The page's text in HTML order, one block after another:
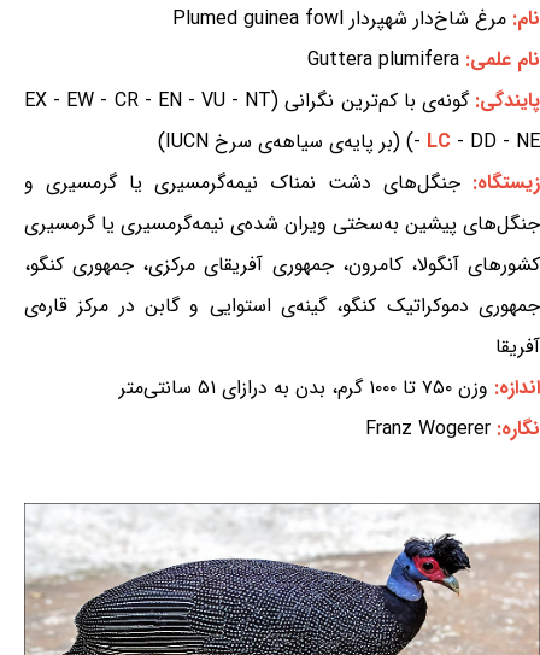
نام: مرغ شاخ‌دار شهپردار Plumed guinea fowl
نام علمی: Guttera plumifera
پایندگی:
گونه‌ی با کم‌ترین نگرانی (EX - EW - CR - EN - VU - NT
- LC - DD - NE) (بر پایه‌ی سیاهه‌ی سرخ IUCN)
زیستگاه: جنگل‌های دشت نمناک نیمه‌گرمسیری یا گرمسیری و
جنگل‌های پیشین به‌سختی ویران شده‌ی نیمه‌گرمسیری یا گرمسیری
کشورهای آنگولا، کامرون، جمهوری آفریقای مرکزی، جمهوری کنگو،
جمهوری دموکراتیک کنگو، گینه‌ی استوایی و گابن در مرکز قاره‌ی
آفریقا
اندازه: وزن ۷۵۰ تا ۱۰۰۰ گرم، بدن به درازای ۵۱ سانتی‌متر
نگاره: Franz Wogerer